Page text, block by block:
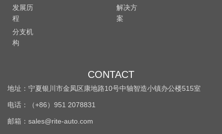
发展历
程
分支机
构
解决方
案
CONTACT
地址：宁夏银川市金凤区康地路10号中轴智造小镇办公楼515室
电话：（+86）951 2078831
邮箱：sales@rite-auto.com